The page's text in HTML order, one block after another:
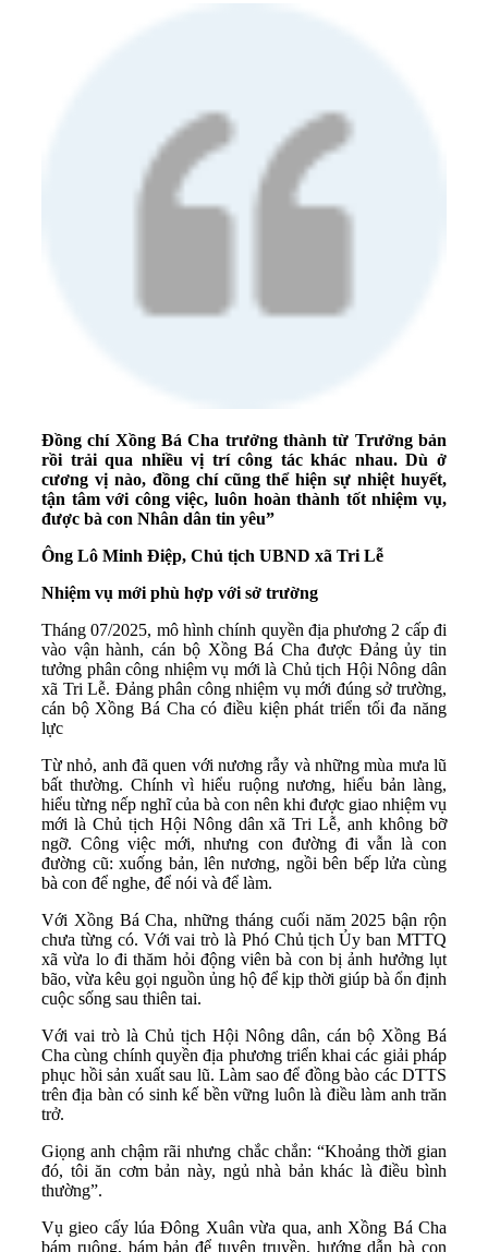
Đồng chí Xồng Bá Cha trưởng thành từ Trưởng bản
rồi trải qua nhiều vị trí công tác khác nhau. Dù ở
cương vị nào, đồng chí cũng thể hiện sự nhiệt huyết,
tận tâm với công việc, luôn hoàn thành tốt nhiệm vụ,
được bà con Nhân dân tin yêu”
Ông Lô Minh Điệp, Chủ tịch UBND xã Tri Lễ
Nhiệm vụ mới phù hợp với sở trường
Tháng 07/2025, mô hình chính quyền địa phương 2 cấp đi
vào vận hành, cán bộ Xồng Bá Cha được Đảng ủy tin
tưởng phân công nhiệm vụ mới là Chủ tịch Hội Nông dân
xã Tri Lễ. Đảng phân công nhiệm vụ mới đúng sở trường,
cán bộ Xồng Bá Cha có điều kiện phát triển tối đa năng
lực
Từ nhỏ, anh đã quen với nương rẫy và những mùa mưa lũ
bất thường. Chính vì hiểu ruộng nương, hiểu bản làng,
hiểu từng nếp nghĩ của bà con nên khi được giao nhiệm vụ
mới là Chủ tịch Hội Nông dân xã Tri Lễ, anh không bỡ
ngỡ. Công việc mới, nhưng con đường đi vẫn là con
đường cũ: xuống bản, lên nương, ngồi bên bếp lửa cùng
bà con để nghe, để nói và để làm.
Với Xồng Bá Cha, những tháng cuối năm 2025 bận rộn
chưa từng có. Với vai trò là Phó Chủ tịch Ủy ban MTTQ
xã vừa lo đi thăm hỏi động viên bà con bị ảnh hưởng lụt
bão, vừa kêu gọi nguồn ủng hộ để kịp thời giúp bà ổn định
cuộc sống sau thiên tai.
Với vai trò là Chủ tịch Hội Nông dân, cán bộ Xồng Bá
Cha cùng chính quyền địa phương triển khai các giải pháp
phục hồi sản xuất sau lũ. Làm sao để đồng bào các DTTS
trên địa bàn có sinh kế bền vững luôn là điều làm anh trăn
trở.
Giọng anh chậm rãi nhưng chắc chắn: “Khoảng thời gian
đó, tôi ăn cơm bản này, ngủ nhà bản khác là điều bình
thường”.
Vụ gieo cấy lúa Đông Xuân vừa qua, anh Xồng Bá Cha
bám ruộng, bám bản để tuyên truyền, hướng dẫn bà con